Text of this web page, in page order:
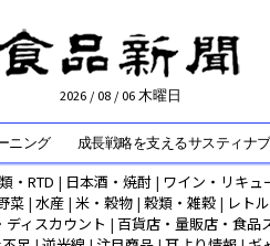
2026 / 08 / 06 木曜日
ニング 成長戦略を支えるサスティナ
・RTD | 日本酒・焼酎 | ワイン・リキュ
菜 | 水産 | 米・穀物 | 穀類・雑穀 | レト
ディスカウント | 百貨店・量販店・食品